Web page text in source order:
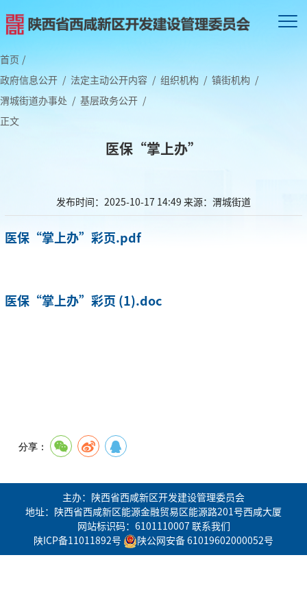
首页 /
政府信息公开 / 法定主动公开内容 / 组织机构 / 镇街机构 /
渭城街道办事处 / 基层政务公开 /
正文
医保“掌上办”
发布时间：2025-10-17 14:49 来源：渭城街道
医保“掌上办”彩页.pdf
医保“掌上办”彩页 (1).doc
分享：
主办：陕西省西咸新区开发建设管理委员会
地址：陕西省西咸新区能源金融贸易区能源路201号西咸大厦
网站标识码：6101110007 联系我们
陕ICP备11011892号
陕公网安备 61019602000052号